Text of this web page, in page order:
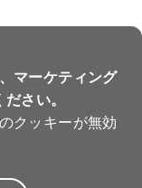
マーケティング
さい。
クッキーが無効